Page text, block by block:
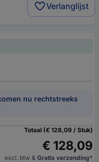
Verlanglijst
nu rechtstreeks
Totaal (€ 128,09 / Stuk)
€ 128,09
excl. btw & Gratis verzending*